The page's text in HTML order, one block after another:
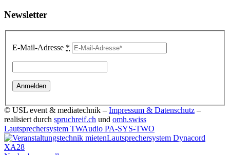
Newsletter
E-Mail-Adresse *
© USL event & mediatechnik – Impressum & Datenschutz –
realisiert durch spruchreif.ch und omh.swiss
Lautsprechersystem TWAudio PA-SYS-TWO
Lautsprechersystem Dynacord
XA28